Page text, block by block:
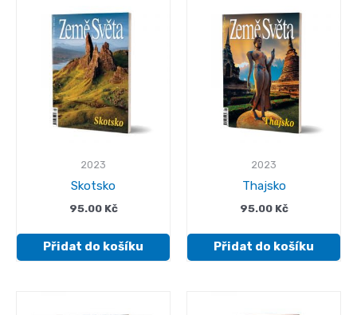
2023
Skotsko
95.00 Kč
Přidat do košíku
2023
Thajsko
95.00 Kč
Přidat do košíku